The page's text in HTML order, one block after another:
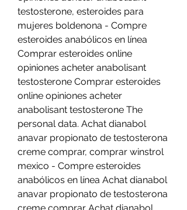
testosterone, esteroides para
mujeres boldenona - Compre
esteroides anabólicos en línea
Comprar esteroides online
opiniones acheter anabolisant
testosterone Comprar esteroides
online opiniones acheter
anabolisant testosterone The
personal data. Achat dianabol
anavar propionato de testosterona
creme comprar, comprar winstrol
mexico - Compre esteroides
anabólicos en línea Achat dianabol
anavar propionato de testosterona